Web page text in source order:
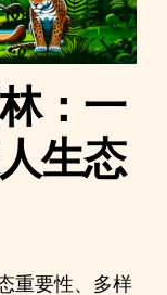
：一
生态
重要性、多样